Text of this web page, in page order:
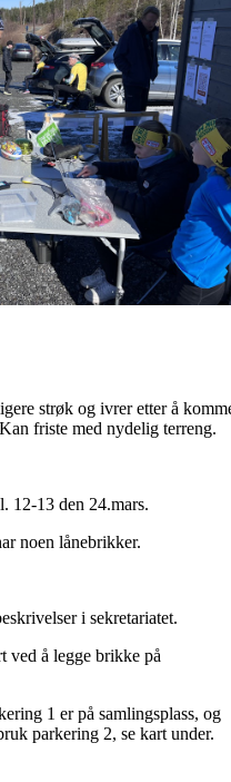
strøk og ivrer etter å
friste med nydelig terreng.
12-13 den 24.mars.
noen lånebrikker.
i sekretariatet.
ved å legge brikke på
1 er på samlingsplass, og
parkering 2, se kart under.